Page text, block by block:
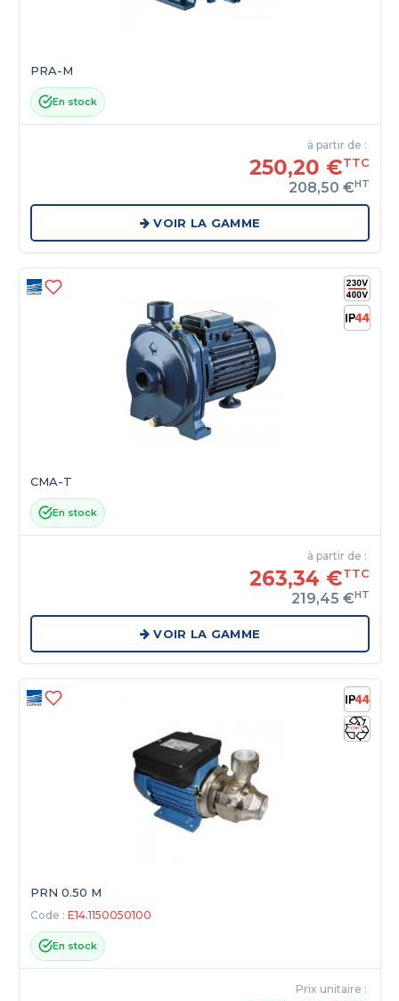
PRA-M
En stock
à partir de :
250,20 €TTC
208,50 €HT
VOIR LA GAMME
CMA-T
En stock
à partir de :
263,34 €TTC
219,45 €HT
VOIR LA GAMME
PRN 0.50 M
Code : E14.1150050100
En stock
Prix unitaire :